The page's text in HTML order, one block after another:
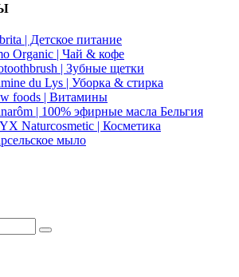
| Детское питание
Organic | Чай & кофе
| Зубные щетки
du Lys | Уборка & стирка
foods | Витамины
| 100% эфирные масла Бельгия
Naturcosmetic | Косметика
мыло